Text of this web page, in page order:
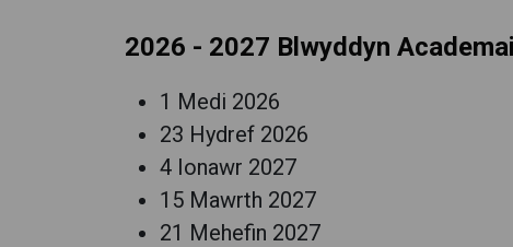
2026 - 2027 Blwyddyn
1 Medi 2026
23 Hydref 2026
4 Ionawr 2027
15 Mawrth 2027
21 Mehefin 2027